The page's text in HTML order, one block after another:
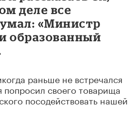
деле все
«Министр
образованный
раньше не встречался
своего товарища
посодействовать нашей